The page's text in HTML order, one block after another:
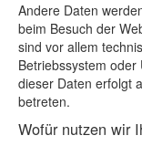
Andere Daten
beim Besuch der
sind vor allem
Betriebssystem
dieser Daten erfolgt
betreten.
Wofür nutzen wir